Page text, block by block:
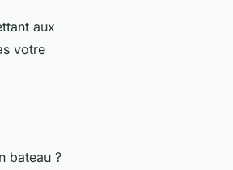
aux
votre
bateau ?